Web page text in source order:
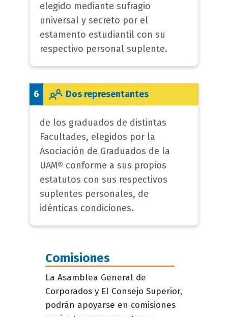
elegido mediante sufragio
universal y secreto por el
estamento estudiantil con su
respectivo personal suplente.
6 Dos representantes
de los graduados de distintas
Facultades, elegidos por la
Asociación de Graduados de la
UAM® conforme a sus propios
estatutos con sus respectivos
suplentes personales, de
idénticas condiciones.
Comisiones
La Asamblea General de
Corporados y El Consejo Superior,
podrán apoyarse en comisiones